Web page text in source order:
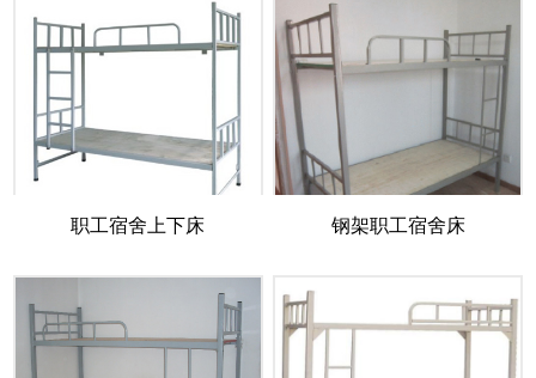
职工宿舍上下床 钢架职工宿舍床